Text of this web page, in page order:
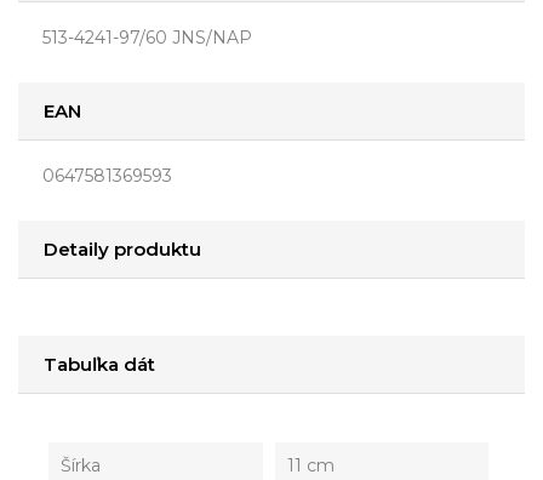
513-4241-97/60 JNS/NAP
EAN
0647581369593
Detaily produktu
Tabuľka dát
Šírka 11 cm